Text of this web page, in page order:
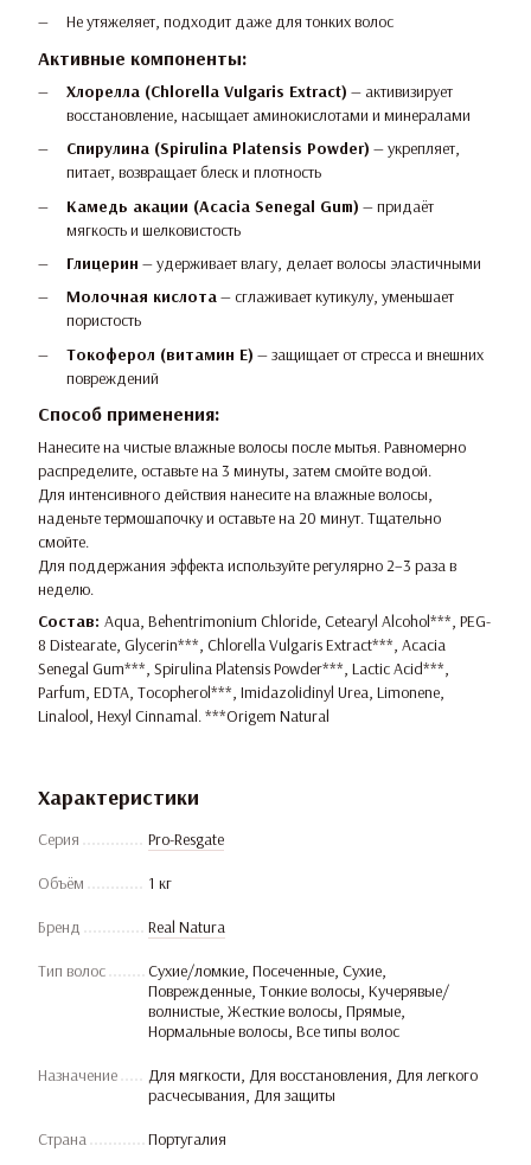
Не утяжеляет, подходит даже для тонких волос
Активные компоненты:
Хлорелла (Chlorella Vulgaris Extract) — активизирует
восстановление, насыщает аминокислотами и минералами
Спирулина (Spirulina Platensis Powder) — укрепляет,
питает, возвращает блеск и плотность
Камедь акации (Acacia Senegal Gum) — придаёт
мягкость и шелковистость
Глицерин — удерживает влагу, делает волосы эластичными
Молочная кислота— сглаживает кутикулу, уменьшает
пористость
Токоферол (витамин Е) — защищает от стресса и внешних
повреждений
Способ применения:
Нанесите на чистые влажные волосы после мытья. Равномерно
распределите, оставьте на 3 минуты, затем смойте водой.
Для интенсивного действия нанесите на влажные волосы,
наденьте термошапочку и оставьте на 20 минут. Тщательно
смойте.
Для поддержания эффекта используйте регулярно 2–3 раза в
неделю.
Состав: Aqua, Behentrimonium Chloride, Cetearyl Alcohol***, PEG-
8 Distearate, Glycerin***, Chlorella Vulgaris Extract***, Acacia
Senegal Gum***, Spirulina Platensis Powder***, Lactic Acid***,
Parfum, EDTA, Tocopherol***, Imidazolidinyl Urea, Limonene,
Linalool, Hexyl Cinnamal. ***Origem Natural
Характеристики
Серия Pro-Resgate
Объём 1 кг
Бренд Real Natura
Тип волос
Сухие/ломкие, Посеченные, Сухие,
Поврежденные, Тонкие волосы, Кучерявые/
волнистые, Жесткие волосы, Прямые,
Нормальные волосы, Все типы волос
Назначение
Для мягкости, Для восстановления, Для легкого
расчесывания, Для защиты
Страна Португалия